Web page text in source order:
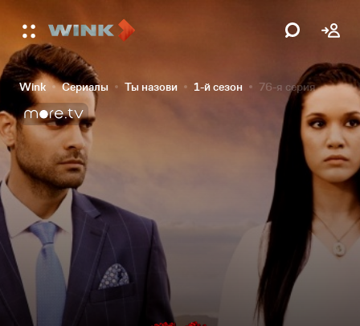
Wink Сериалы Ты назови 1-й сезон 76-я серия